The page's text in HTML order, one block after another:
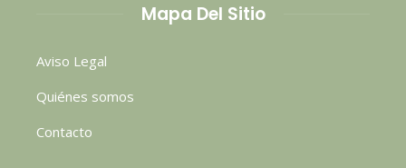
Mapa Del Sitio
Aviso Legal
Quiénes somos
Contacto